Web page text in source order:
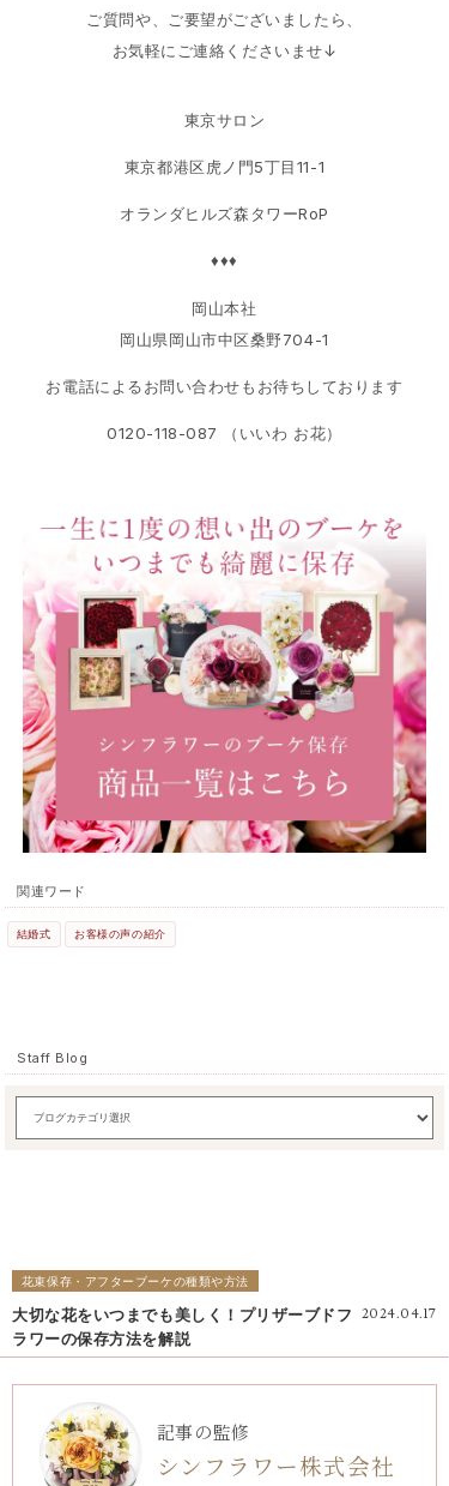
ご質問や、ご要望がございましたら、
お気軽にご連絡くださいませ↓
東京サロン
東京都港区虎ノ門5丁目11-1
オランダヒルズ森タワーRoP
♦♦♦
岡山本社
岡山県岡山市中区桑野704-1
お電話によるお問い合わせもお待ちしております
0120-118-087 （いいわ お花）
関連ワード
結婚式 お客様の声の紹介
Staff Blog
花束保存・アフターブーケの種類や方法
2024.04.17
大切な花をいつまでも美しく！プリザーブドフ
ラワーの保存方法を解説
記事の監修
シンフラワー株式会社